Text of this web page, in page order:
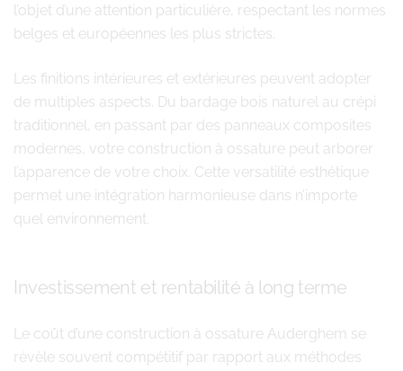
l’objet d’une attention particulière, respectant les normes
belges et européennes les plus strictes.
Les finitions intérieures et extérieures peuvent adopter
de multiples aspects. Du bardage bois naturel au crépi
traditionnel, en passant par des panneaux composites
modernes, votre construction à ossature peut arborer
l’apparence de votre choix. Cette versatilité esthétique
permet une intégration harmonieuse dans n’importe
quel environnement.
Investissement et rentabilité à long terme
Le coût d’une construction à ossature Auderghem se
révèle souvent compétitif par rapport aux méthodes